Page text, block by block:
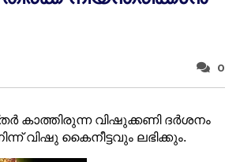
0
കാത്തിരുന്ന വിഷുക്കണി ദര്‍ശനം
വിഷു കൈനീട്ടവും ലഭിക്കും.